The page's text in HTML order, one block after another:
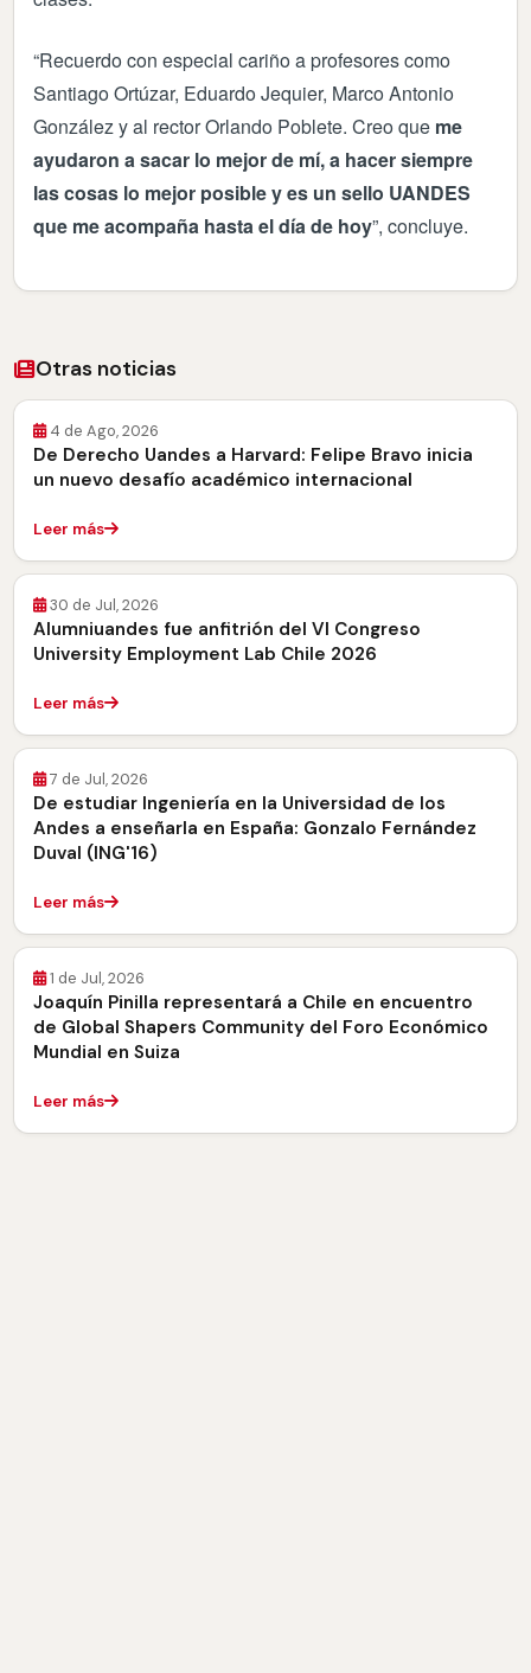
“Recuerdo con especial cariño a profesores como
Santiago Ortúzar, Eduardo Jequier, Marco Antonio
González y al rector Orlando Poblete. Creo que me
ayudaron a sacar lo mejor de mí, a hacer siempre
las cosas lo mejor posible y es un sello UANDES
que me acompaña hasta el día de hoy”, concluye.
Otras noticias
4 de Ago, 2026
De Derecho Uandes a Harvard: Felipe Bravo inicia
un nuevo desafío académico internacional
Leer más
30 de Jul, 2026
Alumniuandes fue anfitrión del VI Congreso
University Employment Lab Chile 2026
Leer más
7 de Jul, 2026
De estudiar Ingeniería en la Universidad de los
Andes a enseñarla en España: Gonzalo Fernández
Duval (ING'16)
Leer más
1 de Jul, 2026
Joaquín Pinilla representará a Chile en encuentro
de Global Shapers Community del Foro Económico
Mundial en Suiza
Leer más